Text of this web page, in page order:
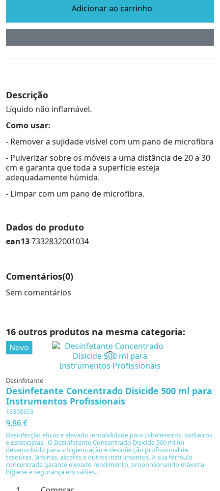
Adicionar ao carrinho
Descrição
Líquido não inflamável.
Como usar:
- Remover a sujidade visível com um pano de microfibra
- Pulverizar sobre os móveis a uma distância de 20 a 30
cm e garanta que toda a superfície esteja
adequadamente húmida.
- Limpar com um pano de microfibra.
Dados do produto
ean137332832001034
Comentários(0)
Sem comentários
16 outros produtos na mesma categoria:
Novo
Desinfetante
Desinfetante Concentrado Disicide 500 ml para
Instrumentos Profissionais
13300353
9,86 €
Desinfecção eficaz e elevada rentabilidade para cabeleireiros, barbeiros
e esteticistas. O Desinfetante Concentrado Disicide 500 ml foi
desenvolvido para a higienização e desinfecção profissional de
tesouras, lâminas, alicates e outros instrumentos. A sua fórmula
concentrada garante elevado rendimento, proporcionando máxima
higiene e segurança em salões...